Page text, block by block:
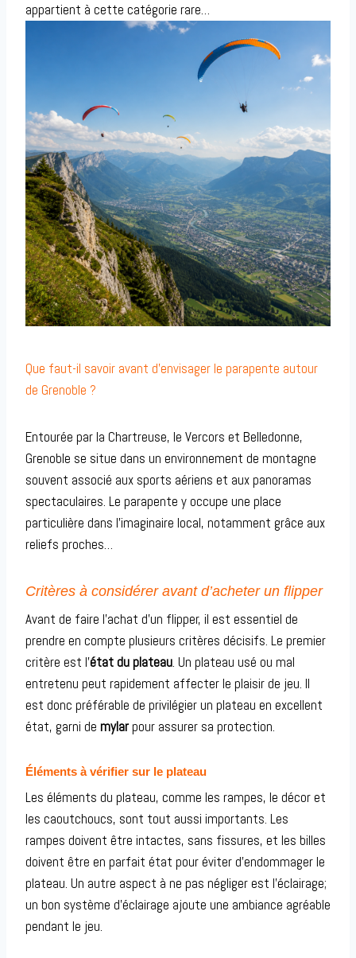
appartient à cette catégorie rare…
Que faut-il savoir avant d’envisager le parapente autour
de Grenoble ?
Entourée par la Chartreuse, le Vercors et Belledonne,
Grenoble se situe dans un environnement de montagne
souvent associé aux sports aériens et aux panoramas
spectaculaires. Le parapente y occupe une place
particulière dans l’imaginaire local, notamment grâce aux
reliefs proches…
Critères à considérer avant d’acheter un flipper
Avant de faire l’achat d’un flipper, il est essentiel de
prendre en compte plusieurs critères décisifs. Le premier
critère est l’état du plateau. Un plateau usé ou mal
entretenu peut rapidement affecter le plaisir de jeu. Il
est donc préférable de privilégier un plateau en excellent
état, garni de mylarpour assurer sa protection.
Éléments à vérifier sur le plateau
Les éléments du plateau, comme les rampes, le décor et
les caoutchoucs, sont tout aussi importants. Les
rampes doivent être intactes, sans fissures, et les billes
doivent être en parfait état pour éviter d’endommager le
plateau. Un autre aspect à ne pas négliger est l’éclairage;
un bon système d’éclairage ajoute une ambiance agréable
pendant le jeu.